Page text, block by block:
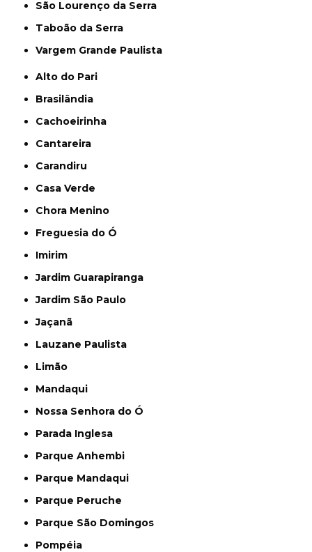
São Lourenço da Serra
Taboão da Serra
Vargem Grande Paulista
Alto do Pari
Brasilândia
Cachoeirinha
Cantareira
Carandiru
Casa Verde
Chora Menino
Freguesia do Ó
Imirim
Jardim Guarapiranga
Jardim São Paulo
Jaçanã
Lauzane Paulista
Limão
Mandaqui
Nossa Senhora do Ó
Parada Inglesa
Parque Anhembi
Parque Mandaqui
Parque Peruche
Parque São Domingos
Pompéia